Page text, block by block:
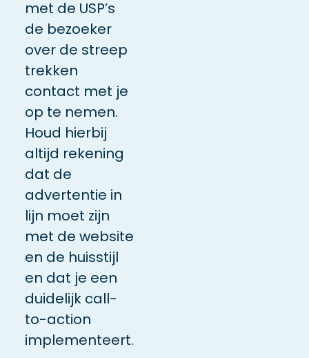
met de USP’s
de bezoeker
over de streep
trekken
contact met je
op te nemen.
Houd hierbij
altijd rekening
dat de
advertentie in
lijn moet zijn
met de website
en de huisstijl
en dat je een
duidelijk call-
to-action
implementeert.